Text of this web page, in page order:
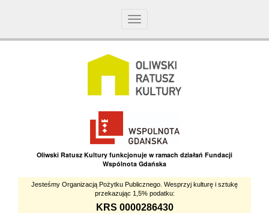
Toggle
Oliwski Ratusz Kultury funkcjonuje w ramach działań Fundacji
Wspólnota Gdańska
Jesteśmy Organizacją Pożytku Publicznego. Wesprzyj kulturę i sztukę
przekazując 1,5% podatku:
KRS 0000286430